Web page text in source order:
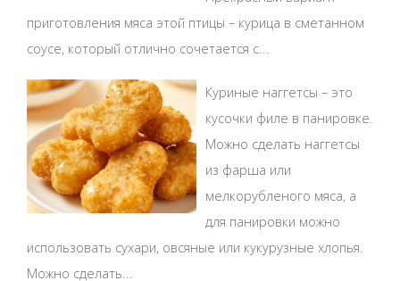
приготовления мяса этой птицы – курица в сметанном
соусе, который отлично сочетается с...
Куриные наггетсы – это
кусочки филе в панировке.
Можно сделать наггетсы
из фарша или
мелкорубленого мяса, а
для панировки можно
использовать сухари, овсяные или кукурузные хлопья.
Можно сделать...